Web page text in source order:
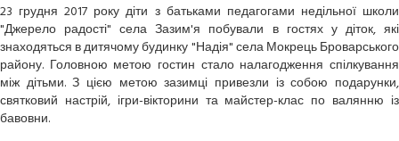
23 грудня 2017 року діти з батьками педагогами недільної школи
"Джерело радості" села Зазим'я побували в гостях у діток, які
знаходяться в дитячому будинку "Надія" села Мокрець Броварського
району. Головною метою гостин стало налагодження спілкування
між дітьми. З цією метою зазимці привезли із собою подарунки,
святковий настрій, ігри-вікторини та майстер-клас по валянню із
бавовни.